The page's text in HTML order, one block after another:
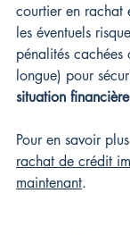
courtier en rachat
les éventuels
pénalités
longue) pour
situation financière
Pour en savoir
rachat de crédit
maintenant.